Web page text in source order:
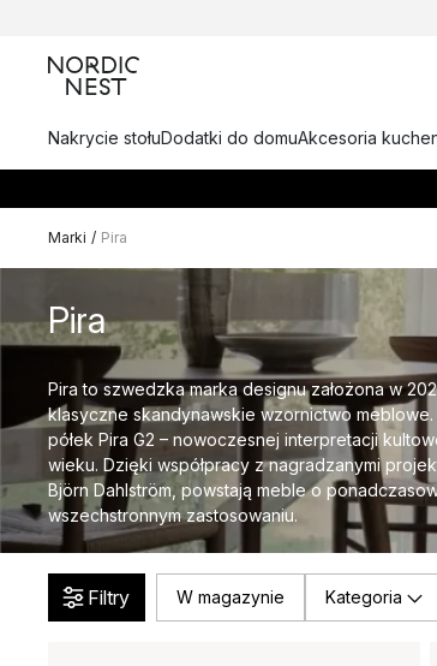
Nakrycie stołuDodatki do domuAkcesoria
Marki / Pira
Pira
Pira to szwedzka marka designu założona w
klasyczne skandynawskie wzornictwo
półek Pira G2 – nowoczesnej interpretacji
wieku. Dzięki współpracy z nagradzanymi
Björn Dahlström, powstają meble o
wszechstronnym zastosowaniu.
Filtry W magazynie Kategoria